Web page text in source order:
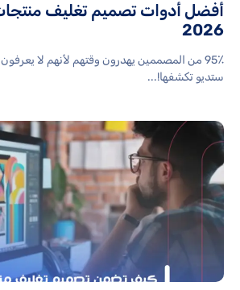
أفضل أدوات تصميم تغليف
2026
95٪ من المصممين يهدرون وقتهم لأنهم لا
ستديو تكشفها!...